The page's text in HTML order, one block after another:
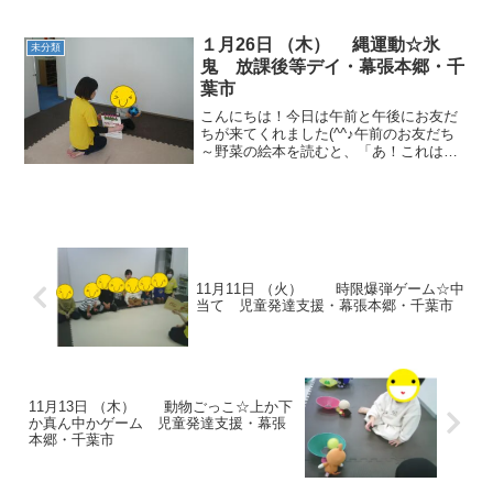
り、２回だったらフープに入ります。よ
く音を聞いて、反応してい...
未分類
１月26日 （木） 縄運動☆氷
鬼 放課後等デイ・幕張本郷・千
葉市
こんにちは！今日は午前と午後にお友だ
ちが来てくれました(^^♪午前のお友だち
～野菜の絵本を読むと、「あ！これは大
11月11日 （火） 時限爆弾ゲーム☆中
当て 児童発達支援・幕張本郷・千葉市
11月13日 （木） 動物ごっこ☆上か下
か真ん中かゲーム 児童発達支援・幕張
本郷・千葉市